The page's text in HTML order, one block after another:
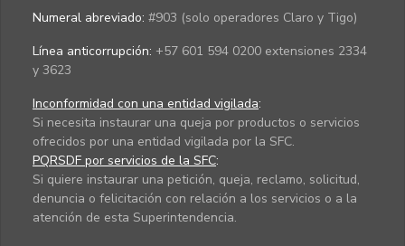
Numeral abreviado: #903 (solo operadores Claro y Tigo)
Línea anticorrupción: +57 601 594 0200 extensiones 2334
y 3623
Inconformidad con una entidad vigilada:
Si necesita instaurar una queja por productos o servicios
ofrecidos por una entidad vigilada por la SFC.
PQRSDF por servicios de la SFC:
Si quiere instaurar una petición, queja, reclamo, solicitud,
denuncia o felicitación con relación a los servicios o a la
atención de esta Superintendencia.